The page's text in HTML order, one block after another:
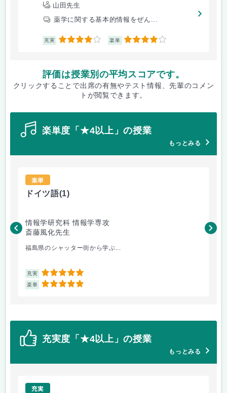
山田先生
薬学に関する基本的情報をぜん...
充実 4 楽単 4
評価は授業別の平均スコアです。
クリックすることで出席の有無やテスト情報、先輩のコメン
トが閲覧できます。
楽単度「★4以上」の授業
もっとみる
楽単
ドイツ語(1)
情報学研究科 情報学専攻
斎藤風化先生
福島県のシャッター街から学ぶ...
充実 5
楽単 5
山
充実度「★4以上」の授業
もっとみる
充実